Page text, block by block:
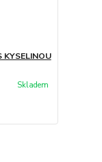
KYSELINOU
Skladem